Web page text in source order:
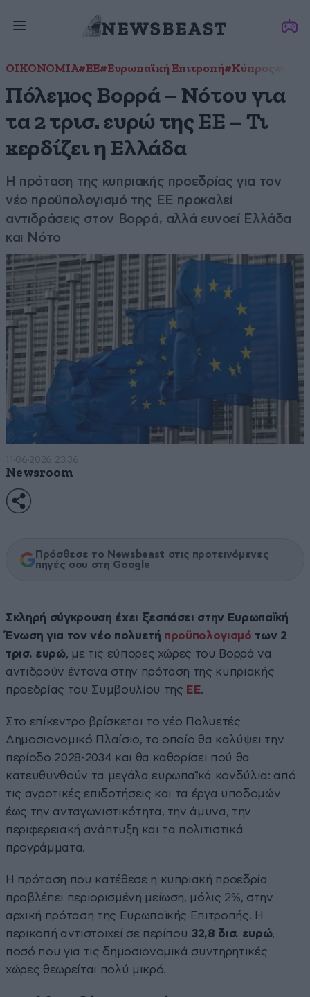
ΟΙΚΟΝΟΜΙΑ#ΕΕ#Ευρωπαϊκή Επιτροπή#Κύπρος
Πόλεμος Βορρά – Νότου για
τα 2 τρισ. ευρώ της ΕΕ – Τι
κερδίζει η Ελλάδα
Η πρόταση της κυπριακής προεδρίας για τον
νέο προϋπολογισμό της ΕΕ προκαλεί
αντιδράσεις στον Βορρά, αλλά ευνοεί Ελλάδα
και Νότο
11·06·2026 23:36
Newsroom
Πρόσθεσε το Newsbeast στις προτεινόμενες
πηγές σου στη Google
Σκληρή σύγκρουση έχει ξεσπάσει στην Ευρωπαϊκή
Ένωση για τον νέο πολυετή προϋπολογισμό των 2
τρισ. ευρώ, με τις εύπορες χώρες του Βορρά να
αντιδρούν έντονα στην πρόταση της κυπριακής
προεδρίας του Συμβουλίου της ΕΕ.
Στο επίκεντρο βρίσκεται το νέο Πολυετές
Δημοσιονομικό Πλαίσιο, το οποίο θα καλύψει την
περίοδο 2028-2034 και θα καθορίσει πού θα
κατευθυνθούν τα μεγάλα ευρωπαϊκά κονδύλια: από
τις αγροτικές επιδοτήσεις και τα έργα υποδομών
έως την ανταγωνιστικότητα, την άμυνα, την
περιφερειακή ανάπτυξη και τα πολιτιστικά
προγράμματα.
Η πρόταση που κατέθεσε η κυπριακή προεδρία
προβλέπει περιορισμένη μείωση, μόλις 2%, στην
αρχική πρόταση της Ευρωπαϊκής Επιτροπής. Η
περικοπή αντιστοιχεί σε περίπου 32,8 δισ. ευρώ,
ποσό που για τις δημοσιονομικά συντηρητικές
χώρες θεωρείται πολύ μικρό.